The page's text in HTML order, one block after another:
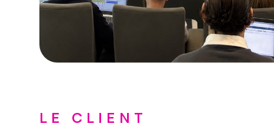
LE CLIENT